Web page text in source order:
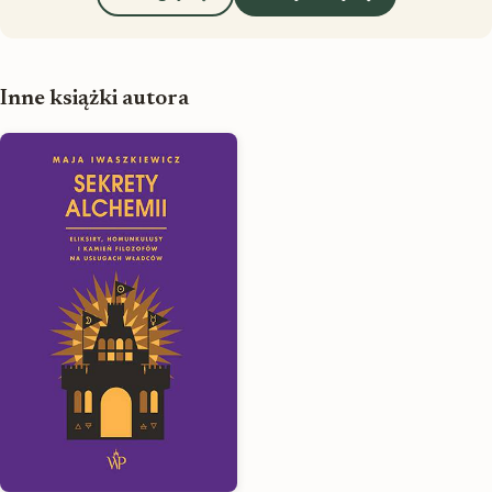
Inne książki autora